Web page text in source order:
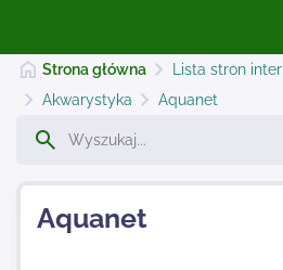
Strona główna Lista stron
Akwarystyka
Aquanet
Aquanet